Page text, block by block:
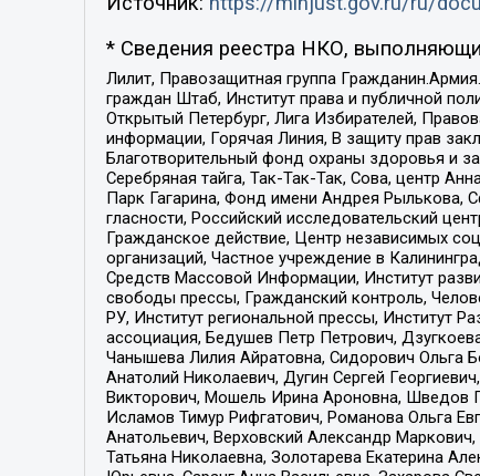
* Сведения реестра НКО,
Лилит, Правозащитная группа
граждан Штаб, Институт права и публичной
Открытый Петербург, Лига Избирателей,
информации, Горячая Линия, В защиту прав
Благотворительный фонд охраны здоровья и
Серебряная тайга, Так-Так-Так, Сова, центр
Парк Гагарина, Фонд имени Андрея Рылькова,
гласности, Российский исследовательский
Гражданское действие, Центр независимых
организаций, Частное учреждение в
Средств Массовой Информации, Институт
свободы прессы, Гражданский контроль,
РУ, Институт региональной прессы, Институт
ассоциация, Бедушев Петр Петрович,
Чанышева Лилия Айратовна, Сидорович Ольга
Анатолий Николаевич, Дугин Сергей
Викторович, Мошель Ирина Ароновна, Шведов
Исламов Тимур Рифгатович, Романова Ольга
Анатольевич, Верховский Александр
Татьяна Николаевна, Золотарева Екатерина